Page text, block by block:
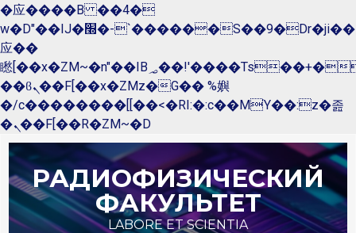
�应����B ��4�
w�D"��IJ�׭�-`������S��9�Dr�ji��EJ߅��gJ�
应��
矁[��x�ZM~�n"��IB؃��!'����Тѕ��+��(m��IK�ʭ�/|
��ϐܢ��F[��x�ZMz�G�� %嬩
�/c��������[[��<�RI:�:c��MΎ��:z�졾
�ܢ��F[��R�ZM~�D
Перейти
содержимому
РАДИОФИЗИЧЕСКИЙ
ФАКУЛЬТЕТ
LABORE ET SCIENTIA